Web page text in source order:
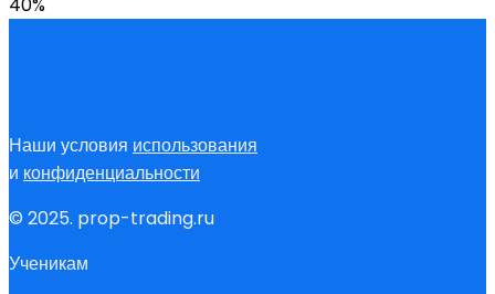
Наши условия использования
и конфиденциальности
© 2025. prop-trading.ru
Ученикам